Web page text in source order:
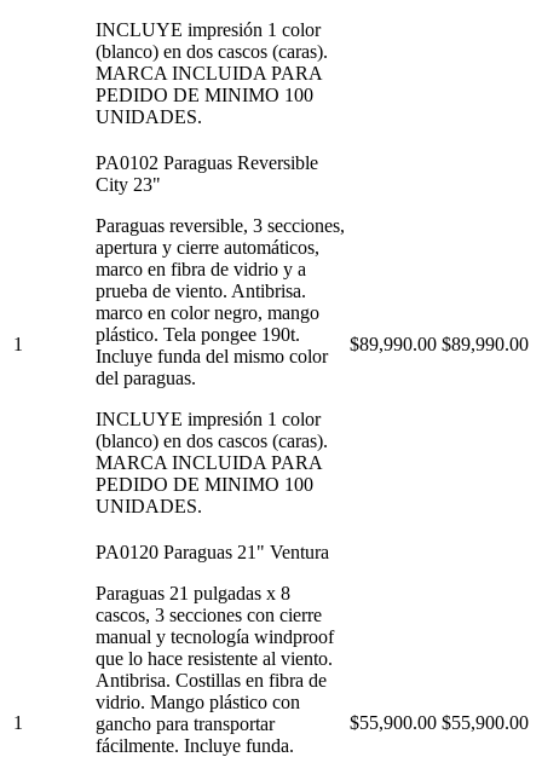
INCLUYE impresión 1 color
(blanco) en dos cascos (caras).
MARCA INCLUIDA PARA
PEDIDO DE MINIMO 100
UNIDADES.
1
PA0102 Paraguas Reversible
City 23"
Paraguas reversible, 3 secciones,
apertura y cierre automáticos,
marco en fibra de vidrio y a
prueba de viento. Antibrisa.
marco en color negro, mango
plástico. Tela pongee 190t.
Incluye funda del mismo color
del paraguas.
INCLUYE impresión 1 color
(blanco) en dos cascos (caras).
MARCA INCLUIDA PARA
PEDIDO DE MINIMO 100
UNIDADES.
$89,990.00 $89,990.00
1
PA0120 Paraguas 21" Ventura
Paraguas 21 pulgadas x 8
cascos, 3 secciones con cierre
manual y tecnología windproof
que lo hace resistente al viento.
Antibrisa. Costillas en fibra de
vidrio. Mango plástico con
gancho para transportar
fácilmente. Incluye funda.
$55,900.00 $55,900.00